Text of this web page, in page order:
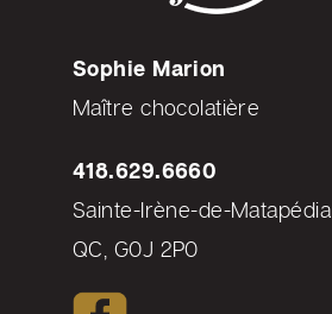
Sophie Marion
Maître chocolatière
418.629.6660
Sainte-Irène-de-Matapédia
QC, G0J 2P0